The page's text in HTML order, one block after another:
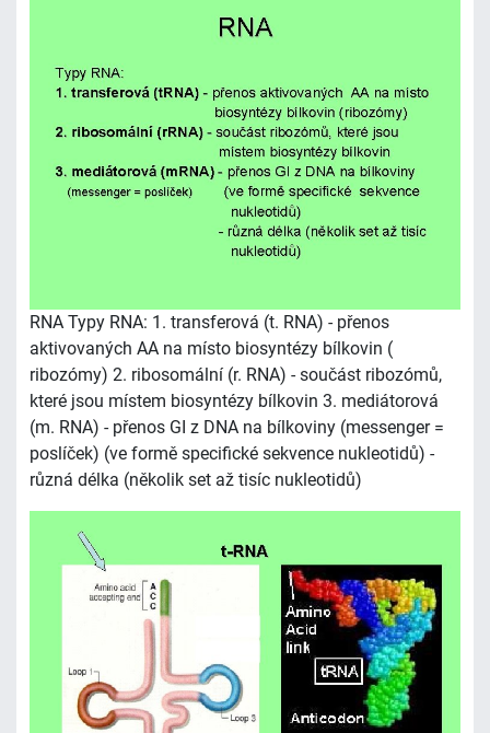
RNA Typy RNA: 1. transferová (t. RNA) - přenos
aktivovaných AA na místo biosyntézy bílkovin (
ribozómy) 2. ribosomální (r. RNA) - součást ribozómů,
které jsou místem biosyntézy bílkovin 3. mediátorová
(m. RNA) - přenos GI z DNA na bílkoviny (messenger =
poslíček) (ve formě specifické sekvence nukleotidů) -
různá délka (několik set až tisíc nukleotidů)